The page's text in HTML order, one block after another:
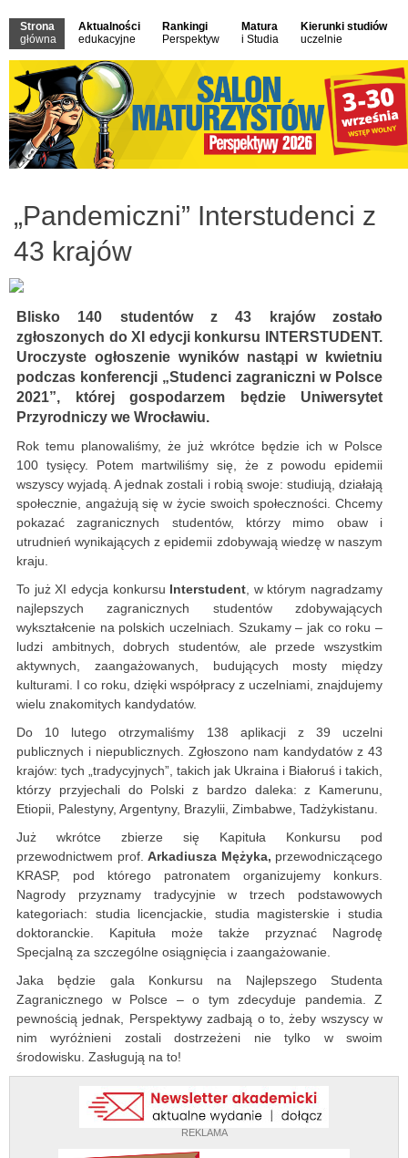
Strona
główna
Aktualności
edukacyjne
Rankingi
Perspektyw
Matura
i Studia
Kierunki studiów
uczelnie
REKLAMA
„Pandemiczni” Interstudenci z
43 krajów
Blisko 140 studentów z 43 krajów zostało
zgłoszonych do XI edycji konkursu INTERSTUDENT.
Uroczyste ogłoszenie wyników nastąpi w kwietniu
podczas konferencji „Studenci zagraniczni w Polsce
2021”, której gospodarzem będzie Uniwersytet
Przyrodniczy we Wrocławiu.
Rok temu planowaliśmy, że już wkrótce będzie ich w Polsce
100 tysięcy. Potem martwiliśmy się, że z powodu epidemii
wszyscy wyjadą. A jednak zostali i robią swoje: studiują, działają
społecznie, angażują się w życie swoich społeczności. Chcemy
pokazać zagranicznych studentów, którzy mimo obaw i
utrudnień wynikających z epidemii zdobywają wiedzę w naszym
kraju.
To już XI edycja konkursu Interstudent, w którym nagradzamy
najlepszych zagranicznych studentów zdobywających
wykształcenie na polskich uczelniach. Szukamy – jak co roku –
ludzi ambitnych, dobrych studentów, ale przede wszystkim
aktywnych, zaangażowanych, budujących mosty między
kulturami. I co roku, dzięki współpracy z uczelniami, znajdujemy
wielu znakomitych kandydatów.
Do 10 lutego otrzymaliśmy 138 aplikacji z 39 uczelni
publicznych i niepublicznych. Zgłoszono nam kandydatów z 43
krajów: tych „tradycyjnych”, takich jak Ukraina i Białoruś i takich,
którzy przyjechali do Polski z bardzo daleka: z Kamerunu,
Etiopii, Palestyny, Argentyny, Brazylii, Zimbabwe, Tadżykistanu.
Już wkrótce zbierze się Kapituła Konkursu pod
przewodnictwem prof. Arkadiusza Mężyka, przewodniczącego
KRASP, pod którego patronatem organizujemy konkurs.
Nagrody przyznamy tradycyjnie w trzech podstawowych
kategoriach: studia licencjackie, studia magisterskie i studia
doktoranckie. Kapituła może także przyznać Nagrodę
Specjalną za szczególne osiągnięcia i zaangażowanie.
Jaka będzie gala Konkursu na Najlepszego Studenta
Zagranicznego w Polsce – o tym zdecyduje pandemia. Z
pewnością jednak, Perspektywy zadbają o to, żeby wszyscy w
nim wyróżnieni zostali dostrzeżeni nie tylko w swoim
środowisku. Zasługują na to!